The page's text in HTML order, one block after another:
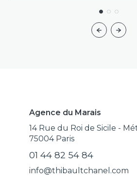
Agence du Marais
14 Rue du Roi de Sicile -
75004 Paris
01 44 82 54 84
info@thibaultchanel.com